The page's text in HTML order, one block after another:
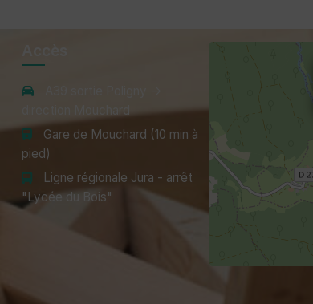
Gare de Mouchard (10 min à
pied)
Ligne régionale Jura - arrêt
"Lycée du Bois"